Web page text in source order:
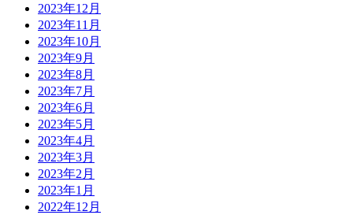
2023年12月
2023年11月
2023年10月
2023年9月
2023年8月
2023年7月
2023年6月
2023年5月
2023年4月
2023年3月
2023年2月
2023年1月
2022年12月